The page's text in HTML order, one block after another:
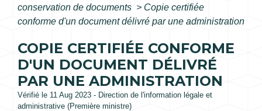
conservation de documents > Copie certifiée
conforme d'un document délivré par une administration
COPIE CERTIFIÉE CONFORME
D'UN DOCUMENT DÉLIVRÉ
PAR UNE ADMINISTRATION
Vérifié le 11 Aug 2023 - Direction de l'information légale et
administrative (Première ministre)